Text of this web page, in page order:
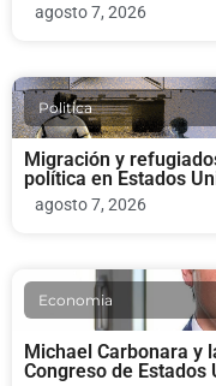
agosto 7, 2026
Politica
Migración y
política en Estados
agosto 7, 2026
Economia
Michael Carbonara y
Congreso de Estados